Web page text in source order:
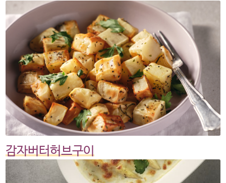
감자버터허브구이